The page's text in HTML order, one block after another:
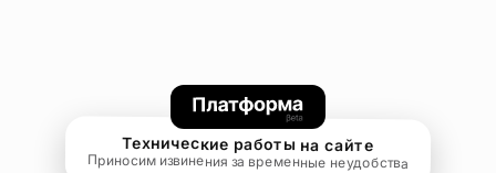
Технические работы на сайте
Приносим извинения за временные неудобства